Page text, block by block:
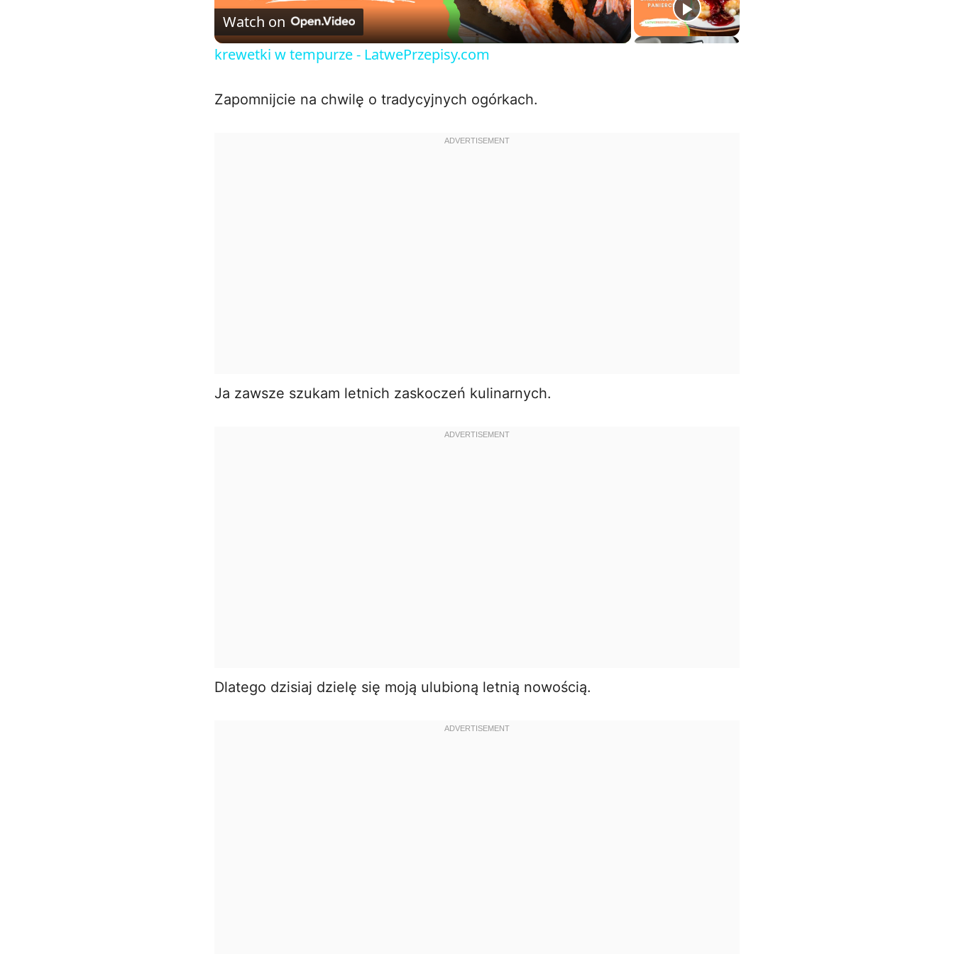
a
Watch on
krewetki w tempurze - LatwePrzepisy.com
Zapomnijcie na chwilę o tradycyjnych ogórkach.
Ja zawsze szukam letnich zaskoczeń kulinarnych.
Dlatego dzisiaj dzielę się moją ulubioną letnią nowością.